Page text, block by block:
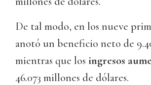
De tal modo, en los nueve
anotó un beneficio neto de
mientras que los ingresos
46.073 millones de dólares.